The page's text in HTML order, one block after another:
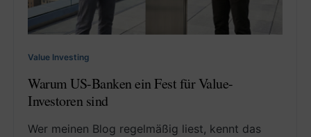
Value Investing
Warum US-Banken ein Fest für Value-
Investoren sind
Wer meinen Blog regelmäßig liest, kennt das